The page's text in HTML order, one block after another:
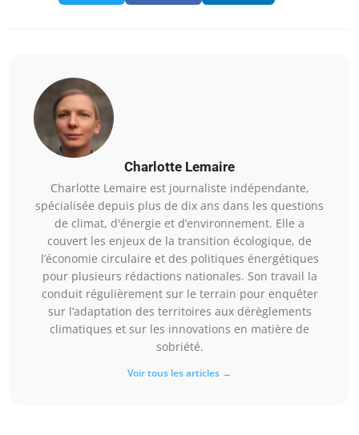
Charlotte Lemaire
Charlotte Lemaire est journaliste indépendante,
spécialisée depuis plus de dix ans dans les questions
de climat, d'énergie et d’environnement. Elle a
couvert les enjeux de la transition écologique, de
l’économie circulaire et des politiques énergétiques
pour plusieurs rédactions nationales. Son travail la
conduit régulièrement sur le terrain pour enquêter
sur l’adaptation des territoires aux dérèglements
climatiques et sur les innovations en matière de
sobriété.
Voir tous les articles →